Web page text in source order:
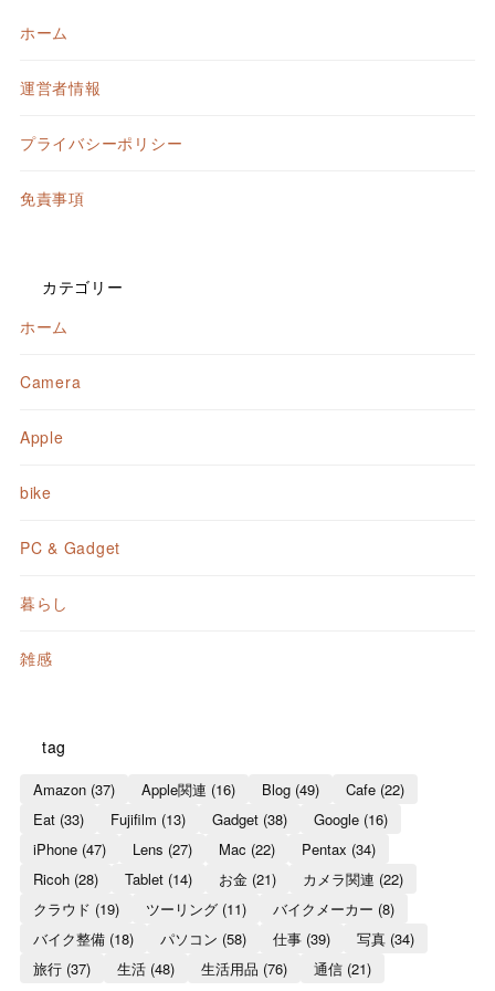
ホーム
運営者情報
プライバシーポリシー
免責事項
カテゴリー
ホーム
Camera
Apple
bike
PC & Gadget
暮らし
雑感
tag
Amazon(37) Apple関連 (16) Blog(49) Cafe(22)
Eat(33) Fujifilm (13) Gadget(38) Google(16)
iPhone(47) Lens (27) Mac (22) Pentax (34)
Ricoh(28) Tablet(14) お金(21) カメラ関連 (22)
クラウド (19) ツーリング(11) バイクメーカー (8)
バイク整備(18) パソコン (58) 仕事(39) 写真(34)
旅行(37) 生活(48) 生活用品 (76) 通信(21)